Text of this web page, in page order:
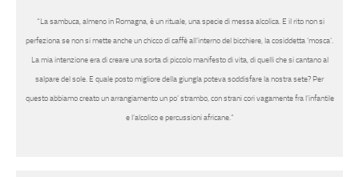
“La sambuca, almeno in Romagna, è un rituale, una specie di messa alcolica. E il rito non si
perfeziona se non si mette anche un chicco di caffè all’interno del bicchiere, la cosiddetta ‘mosca’.
La mia intenzione era di creare una sorta di piccolo manifesto di vita, di quelli che si cantano al
salpare del sole. E quale posto migliore della giungla poteva soddisfare la nostra sete? Per
questo abbiamo creato un arrangiamento un po’ strambo, con strani cori vagamente fra l’infantile
e l’alcolico e percussioni africane.”